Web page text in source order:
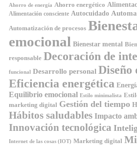
Ahorro de energía Ahorro energético
Alimentación consciente Autocuidado
Automatización de procesos
emocional Bienestar mental
responsable Decoración de
funcional Desarrollo personal Diseño
Eficiencia energética
Equilibrio emocional Estilo minimalista
marketing digital Gestión del tiempo
Hábitos saludables Impacto
Innovación tecnológica
Internet de las cosas (IOT) Marketing digital